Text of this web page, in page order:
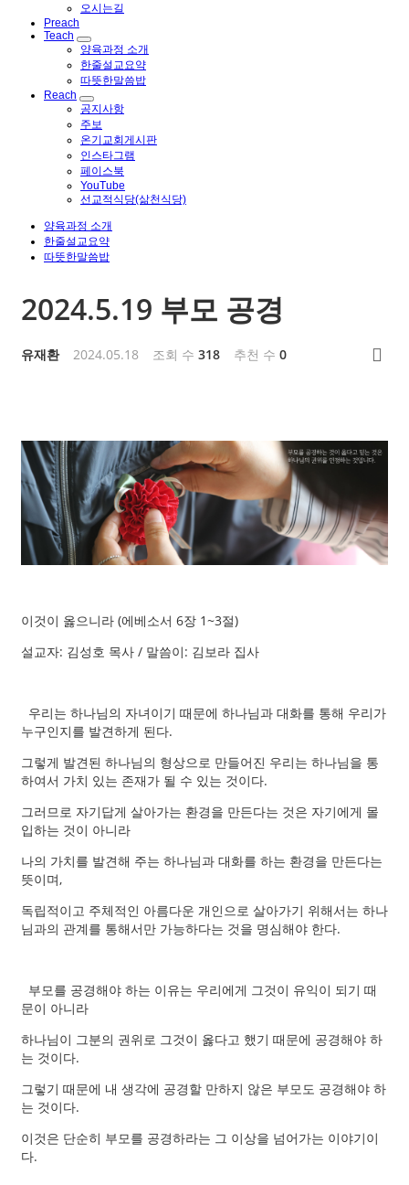
오시는길
Preach
Teach
양육과정 소개
한줄설교요약
따뜻한말씀밥
Reach
공지사항
주보
온기교회게시판
인스타그램
페이스북
YouTube
선교적식당(삶천식당)
양육과정 소개
한줄설교요약
따뜻한말씀밥
2024.5.19 부모 공경
유재환 2024.05.18 조회 수 318 추천 수 0
이것이 옳으니라 (에베소서 6장 1~3절)
설교자: 김성호 목사 / 말씀이: 김보라 집사
우리는 하나님의 자녀이기 때문에 하나님과 대화를 통해 우리가
누구인지를 발견하게 된다.
그렇게 발견된 하나님의 형상으로 만들어진 우리는 하나님을 통
하여서 가치 있는 존재가 될 수 있는 것이다.
그러므로 자기답게 살아가는 환경을 만든다는 것은 자기에게 몰
입하는 것이 아니라
나의 가치를 발견해 주는 하나님과 대화를 하는 환경을 만든다는
뜻이며,
독립적이고 주체적인 아름다운 개인으로 살아가기 위해서는 하나
님과의 관계를 통해서만 가능하다는 것을 명심해야 한다.
부모를 공경해야 하는 이유는 우리에게 그것이 유익이 되기 때
문이 아니라
하나님이 그분의 권위로 그것이 옳다고 했기 때문에 공경해야 하
는 것이다.
그렇기 때문에 내 생각에 공경할 만하지 않은 부모도 공경해야 하
는 것이다.
이것은 단순히 부모를 공경하라는 그 이상을 넘어가는 이야기이
다.